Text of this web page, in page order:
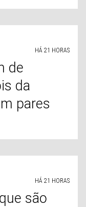
HÁ 21 HORAS
de
da
pares
HÁ 21 HORAS
são